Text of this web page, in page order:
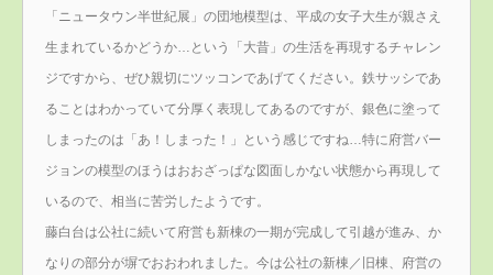
「ニュータウン半世紀展」の団地模型は、平成の女子大生が親さえ
生まれているかどうか…という「大昔」の生活を再現するチャレン
ジですから、ぜひ親切にツッコンであげてください。鉄サッシであ
ることはわかっていて分厚く表現してあるのですが、銀色に塗って
しまったのは「あ！しまった！」という感じですね…特に府営バー
ジョンの模型のほうはおおざっぱな図面しかない状態から再現して
いるので、相当に苦労したようです。
藤白台は公社に続いて府営も新棟の一期が完成して引越が進み、か
なりの部分が塀でおおわれました。今は公社の新棟／旧棟、府営の